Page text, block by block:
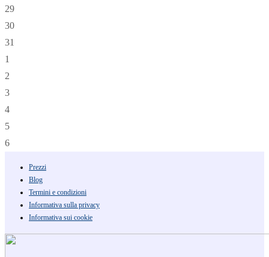
29
30
31
1
2
3
4
5
6
Prezzi
Blog
Termini e condizioni
Informativa sulla privacy
Informativa sui cookie